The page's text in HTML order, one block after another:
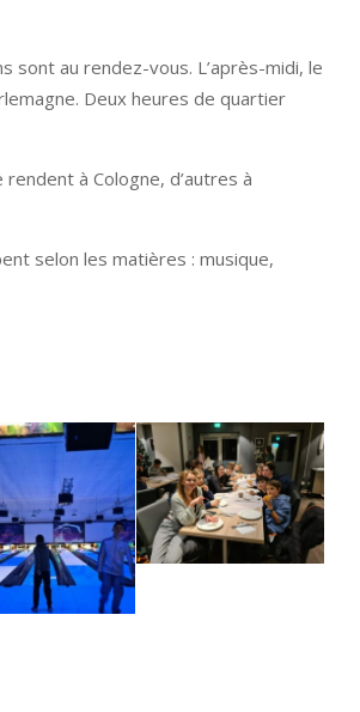
sont au rendez-vous. L’après-midi, le
Deux heures de quartier
à Cologne, d’autres à
selon les matières : musique,